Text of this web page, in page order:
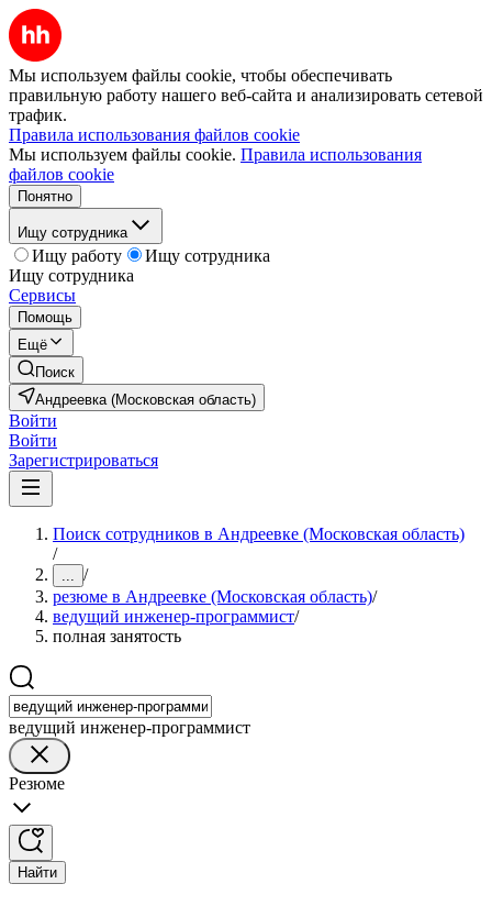
Мы используем файлы cookie, чтобы обеспечивать
правильную работу нашего веб-сайта и анализировать сетевой
трафик.
Правила использования файлов cookie
Мы используем файлы cookie. Правила использования
файлов cookie
Понятно
Ищу сотрудника
Ищу работу
Ищу сотрудника
Ищу сотрудника
Сервисы
Помощь
Ещё
Поиск
Андреевка (Московская область)
Войти
Войти
Зарегистрироваться
Поиск сотрудников в Андреевке (Московская область)
/
... /
резюме в Андреевке (Московская область)/
ведущий инженер-программист/
полная занятость
ведущий инженер-программист
Резюме
Найти